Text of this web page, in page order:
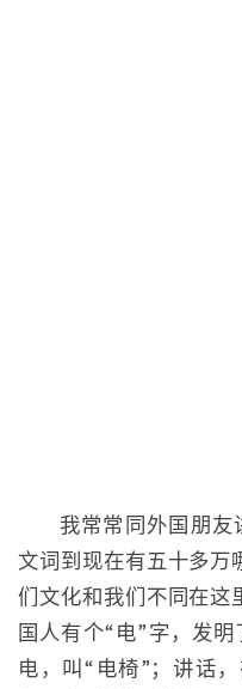
我常常同外国朋友
文词到现在有五十多万
们文化和我们不同在这
国人有个“电”字，发
电，叫“电椅”；讲话